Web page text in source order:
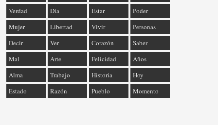
Verdad
Día Estar
Poder
Mujer
Libertad Vivir
Personas
Decir
Ver Corazón
Saber
Mal
Arte Felicidad
Años
Alma
Trabajo Historia
Hoy
Estado
Razón Pueblo Momento